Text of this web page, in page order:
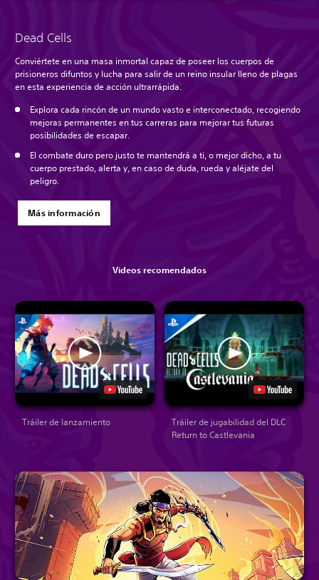
Dead Cells
Conviértete en una masa inmortal capaz de poseer los cuerpos de
prisioneros difuntos y lucha para salir de un reino insular lleno de plagas
en esta experiencia de acción ultrarrápida.
Explora cada rincón de un mundo vasto e interconectado, recogiendo
mejoras permanentes en tus carreras para mejorar tus futuras
posibilidades de escapar.
El combate duro pero justo te mantendrá a ti, o mejor dicho, a tu
cuerpo prestado, alerta y, en caso de duda, rueda y aléjate del
peligro.
Más información
Videos recomendados
Tráiler de lanzamiento
Tráiler de jugabilidad del DLC
Return to Castlevania